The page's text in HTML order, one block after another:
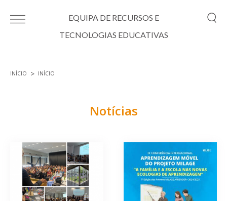
EQUIPA DE RECURSOS E
TECNOLOGIAS EDUCATIVAS
INÍCIO INÍCIO
Notícias
Páginas